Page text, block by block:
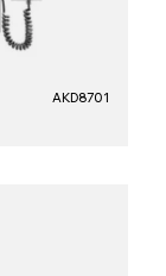
AKD8701